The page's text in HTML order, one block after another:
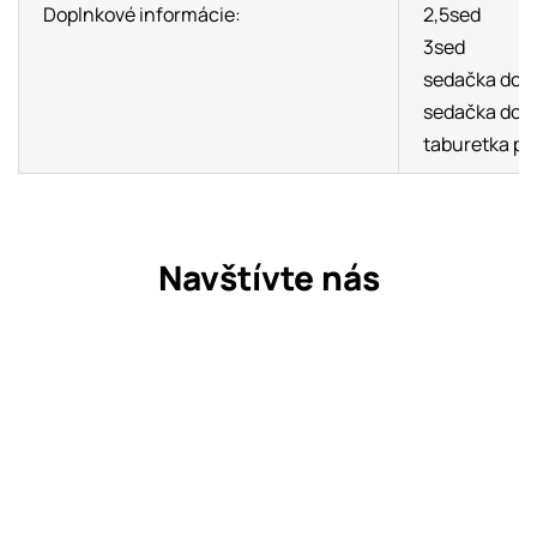
Doplnkové informácie:
2,5sed
3sed
sedačka do
sedačka do
taburetka
Navštívte nás